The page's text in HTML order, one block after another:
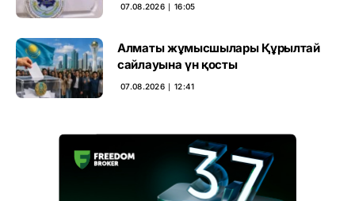
07.08.2026 ∣ 16:05
Алматы жұмысшылары Құрылтай
сайлауына үн қосты
07.08.2026 ∣ 12:41